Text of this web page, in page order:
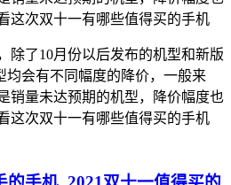
这次双十一有哪些值得买的手机
除了10月份以后发布的机型和新版
均会有不同幅度的降价，一般来
销量未达预期的机型，降价幅度也
这次双十一有哪些值得买的手机